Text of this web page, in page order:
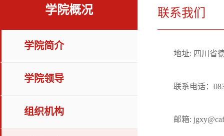
学院概况
学院简介
学院领导
组织机构
联系我们
地址: 四川省
联系电话：
邮箱: